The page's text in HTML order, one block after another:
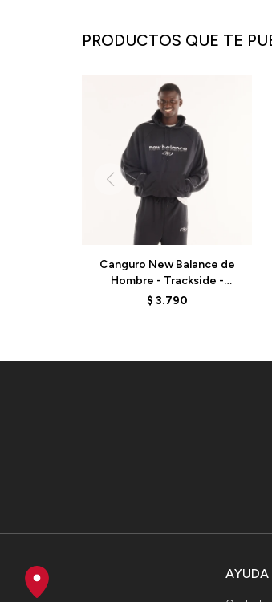
PRODUCTOS QUE TE
Canguro New Balance de
Hombre - Trackside -
MT62W318BK - BLACK
$ 3.790
AYUDA